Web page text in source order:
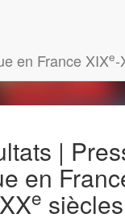
en France XIXe-
|
en
XXe siècles